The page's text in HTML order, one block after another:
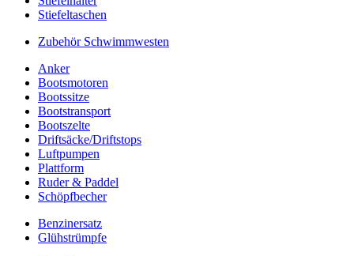
Stiefeltaschen
Zubehör Schwimmwesten
Anker
Bootsmotoren
Bootssitze
Bootstransport
Bootszelte
Driftsäcke/Driftstops
Luftpumpen
Plattform
Ruder & Paddel
Schöpfbecher
Benzinersatz
Glühstrümpfe